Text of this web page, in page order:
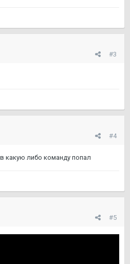
#3
#4
какую либо команду попал
#5